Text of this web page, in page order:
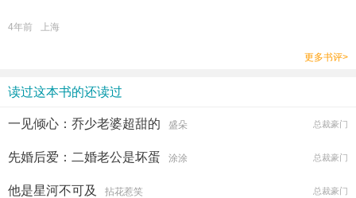
4年前 上海
更多书评>
读过这本书的还读过
一见倾心：乔少老婆超甜的 盛朵 总裁豪门
先婚后爱：二婚老公是坏蛋 涂涂 总裁豪门
他是星河不可及 拈花惹笑 总裁豪门